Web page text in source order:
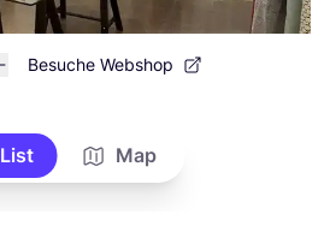
Besuche Webshop
List Map